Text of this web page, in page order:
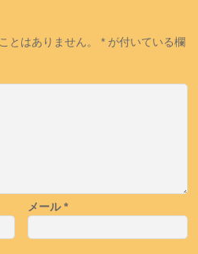
とはありません。 * が付いている欄
メール*